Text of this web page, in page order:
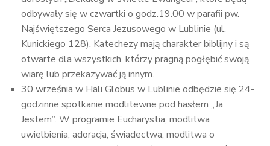
odbywały się w czwartki o godz.19.00 w parafii pw.
Najświętszego Serca Jezusowego w Lublinie (ul.
Kunickiego 128). Katechezy mają charakter biblijny i są
otwarte dla wszystkich, którzy pragną pogłębić swoją
wiarę lub przekazywać ją innym.
30 września w Hali Globus w Lublinie odbędzie się 24-
godzinne spotkanie modlitewne pod hasłem „Ja
Jestem”. W programie Eucharystia, modlitwa
uwielbienia, adoracja, świadectwa, modlitwa o